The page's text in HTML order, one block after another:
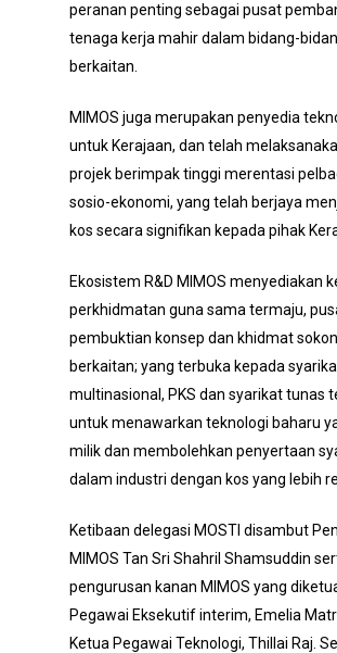
peranan penting sebagai pusat
tenaga kerja mahir dalam bidang-
berkaitan.
MIMOS juga merupakan penyedia
untuk Kerajaan, dan telah
projek berimpak tinggi merentasi
sosio-ekonomi, yang telah berjaya
kos secara signifikan kepada pihak
Ekosistem R&D MIMOS menyediakan
perkhidmatan guna sama termaju,
pembuktian konsep dan khidmat
berkaitan; yang terbuka kepada
multinasional, PKS dan syarikat tunas
untuk menawarkan teknologi baharu
milik dan membolehkan penyertaan
dalam industri dengan kos yang lebih
Ketibaan delegasi MOSTI disambut
MIMOS Tan Sri Shahril Shamsuddin
pengurusan kanan MIMOS yang
Pegawai Eksekutif interim, Emelia
Ketua Pegawai Teknologi, Thillai Raj.